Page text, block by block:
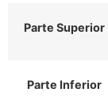
Parte Superior
Parte Inferior